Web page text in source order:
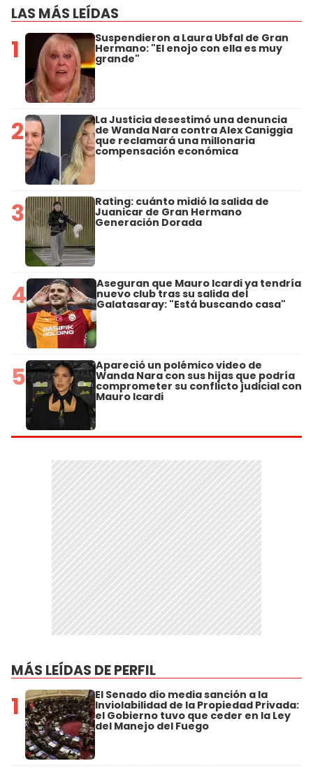
LAS MÁS LEÍDAS
1 Suspendieron a Laura Ubfal de Gran
Hermano: "El enojo con ella es muy
grande"
2 La Justicia desestimó una denuncia
de Wanda Nara contra Alex Caniggia
que reclamará una millonaria
compensación económica
3 Rating: cuánto midió la salida de
Juanicar de Gran Hermano
Generación Dorada
4 Aseguran que Mauro Icardi ya tendría
nuevo club tras su salida del
Galatasaray: "Está buscando casa"
5 Apareció un polémico video de
Wanda Nara con sus hijas que podría
comprometer su conflicto judicial con
Mauro Icardi
MÁS LEÍDAS DE PERFIL
1 El Senado dio media sanción a la
Inviolabilidad de la Propiedad Privada:
el Gobierno tuvo que ceder en la Ley
del Manejo del Fuego